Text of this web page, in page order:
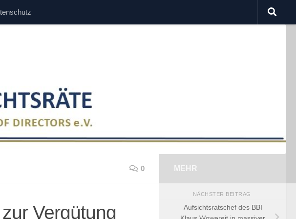
0
Vergütung
MEHR
NÄCHSTER BEITRAG
Aufsichtsratschef des BBI